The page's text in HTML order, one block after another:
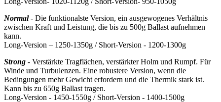
Normal - Die funktionalste Version, ein ausgewogenes Verhältnis
zwischen Kraft und Leistung, die bis zu 500g Ballast aufnehmen
kann.
Long-Version – 1250-1350g / Short-Version - 1200-1300g
Strong - Verstärkte Tragflächen, verstärkter Holm und Rumpf. Für
Winde und Turbulenzen. Eine robustere Version, wenn die
Bedingungen mehr Gewicht erfordern und die Thermik stark ist.
Kann bis zu 650g Ballast tragen.
Long-Version - 1450-1550g / Short-Version - 1400-1500g